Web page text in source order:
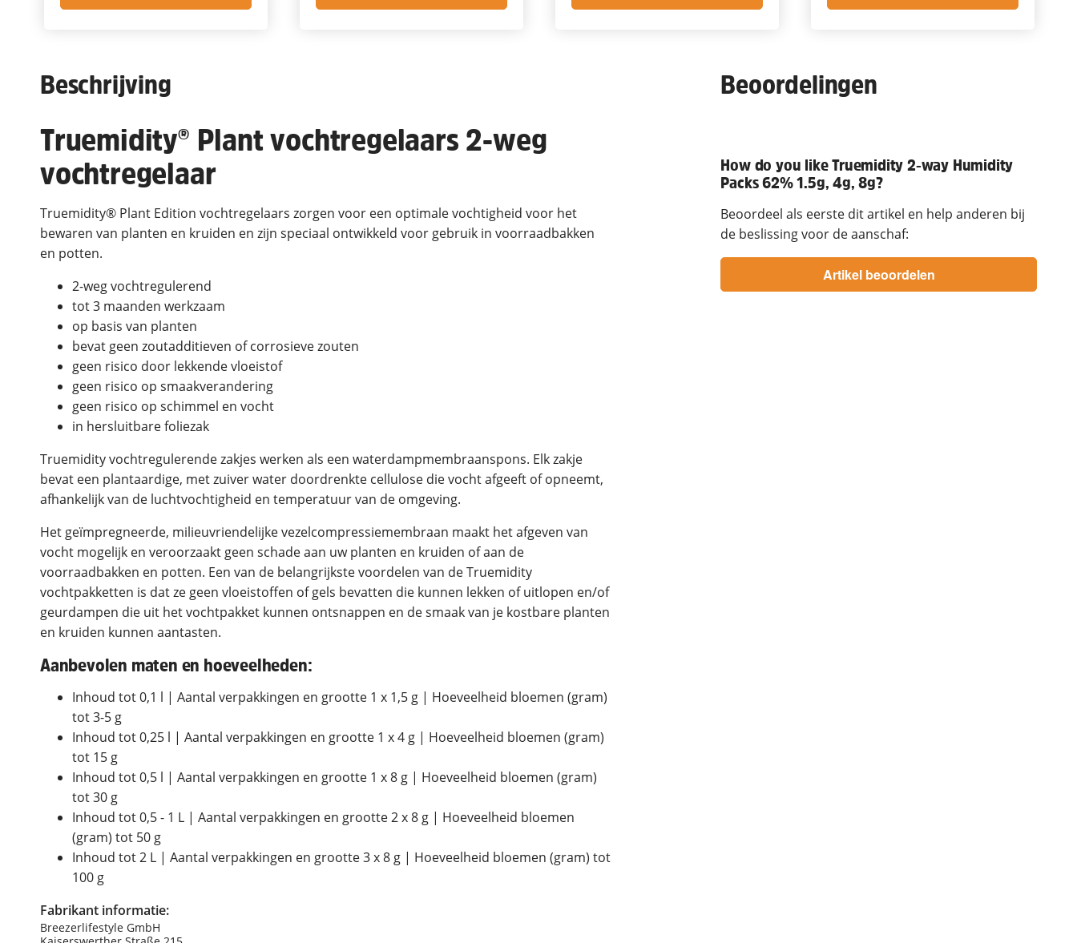
Beschrijving
Truemidity® Plant vochtregelaars 2-weg
vochtregelaar
Truemidity® Plant Edition vochtregelaars zorgen voor een optimale vochtigheid voor het
bewaren van planten en kruiden en zijn speciaal ontwikkeld voor gebruik in voorraadbakken
en potten.
2-weg vochtregulerend
tot 3 maanden werkzaam
op basis van planten
bevat geen zoutadditieven of corrosieve zouten
geen risico door lekkende vloeistof
geen risico op smaakverandering
geen risico op schimmel en vocht
in hersluitbare foliezak
Truemidity vochtregulerende zakjes werken als een waterdampmembraanspons. Elk zakje
bevat een plantaardige, met zuiver water doordrenkte cellulose die vocht afgeeft of opneemt,
afhankelijk van de luchtvochtigheid en temperatuur van de omgeving.
Het geïmpregneerde, milieuvriendelijke vezelcompressiemembraan maakt het afgeven van
vocht mogelijk en veroorzaakt geen schade aan uw planten en kruiden of aan de
voorraadbakken en potten. Een van de belangrijkste voordelen van de Truemidity
vochtpakketten is dat ze geen vloeistoffen of gels bevatten die kunnen lekken of uitlopen en/of
geurdampen die uit het vochtpakket kunnen ontsnappen en de smaak van je kostbare planten
en kruiden kunnen aantasten.
Aanbevolen maten en hoeveelheden:
Inhoud tot 0,1 l | Aantal verpakkingen en grootte 1 x 1,5 g | Hoeveelheid bloemen (gram)
tot 3-5 g
Inhoud tot 0,25 l | Aantal verpakkingen en grootte 1 x 4 g | Hoeveelheid bloemen (gram)
tot 15 g
Inhoud tot 0,5 l | Aantal verpakkingen en grootte 1 x 8 g | Hoeveelheid bloemen (gram)
tot 30 g
Inhoud tot 0,5 - 1 L | Aantal verpakkingen en grootte 2 x 8 g | Hoeveelheid bloemen
(gram) tot 50 g
Inhoud tot 2 L | Aantal verpakkingen en grootte 3 x 8 g | Hoeveelheid bloemen (gram) tot
100 g
Fabrikant informatie:
Breezerlifestyle GmbH
Beoordelingen
How do you like Truemidity 2-way Humidity
Packs 62% 1.5g, 4g, 8g?
Beoordeel als eerste dit artikel en help anderen bij
de beslissing voor de aanschaf: